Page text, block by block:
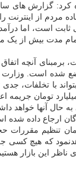
کرد: گزارش
اینترنت را بالا
است، اما
مدت بیش از
برمبنای آنچه
است. وزارت
حال آنها
ارجاع داده
که هیچ
این بازار